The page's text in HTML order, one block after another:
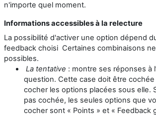
n'importe quel moment.
Informations accessibles à la relecture
La possibilité d'activer une option dépend
feedback choisi Certaines combinaisons
possibles.
La tentative : montre ses réponses à
question. Cette case doit être
cocher les options placées sous elle.
pas cochée, les seules options que
cocher sont « Points » et « Feedback